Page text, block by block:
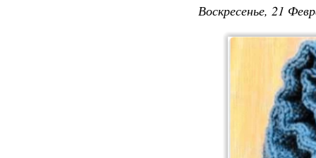
Воскресенье, 21